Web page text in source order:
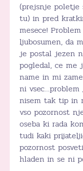
(prejsnje poletje
tu) in pred
mesece!
ljubosumen, da
je postal jezen
pogledal, ce me
name in mi
ni
nisem tak tip in
vso pozornost
oseba ki rada
tudi kaki
pozornost
hladen in se ni